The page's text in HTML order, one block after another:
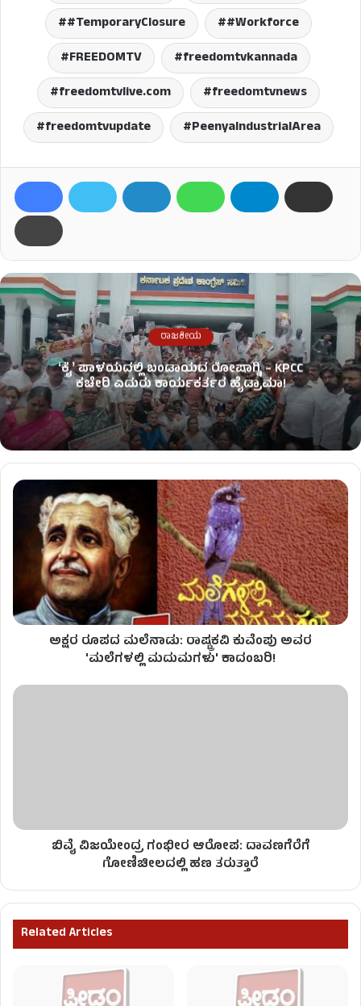
#TemporaryClosure
#Workforce
FREEDOMTV
freedomtvkannada
freedomtvlive.com
freedomtvnews
freedomtvupdate
PeenyaIndustrialArea
ರಾಜಕೀಯ
ʻಕೈʼ​ ಪಾಳಯದಲ್ಲಿ ಬಂಡಾಯದ ರೋಷಾಗ್ನಿ – KPCC
ಕಚೇರಿ ಎದುರು ಕಾರ್ಯಕರ್ತರ ಹೈಡ್ರಾಮಾ!
ಅಕ್ಷರ ರೂಪದ ಮಲೆನಾಡು: ರಾಷ್ಟ್ರಕವಿ ಕುವೆಂಪು ಅವರ
'ಮಲೆಗಳಲ್ಲಿ ಮದುಮಗಳು' ಕಾದಂಬರಿ!
ಬಿವೈ ವಿಜಯೇಂದ್ರ ಗಂಭೀರ ಆರೋಪ: ದಾವಣಗೆರೆಗೆ
ಗೋಣಿಚೀಲದಲ್ಲಿ ಹಣ ತರುತ್ತಾರೆ
Related Articles